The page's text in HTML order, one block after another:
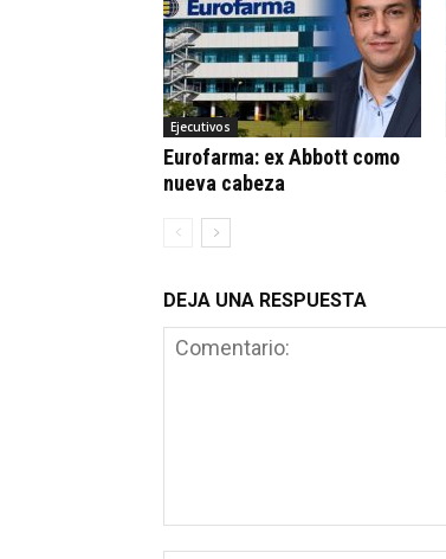
Ejecutivos
Eurofarma: ex Abbott como
nueva cabeza
DEJA UNA RESPUESTA